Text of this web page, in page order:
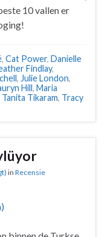
10 vallen er
, Cat Power, Danielle
Findlay,
, Julie London,
Hill, Maria
Tanita Tikaram, Tracy
in Recensie